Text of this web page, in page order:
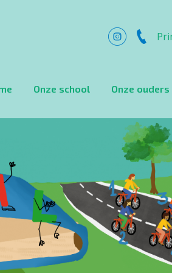
Onze school Onze ouders